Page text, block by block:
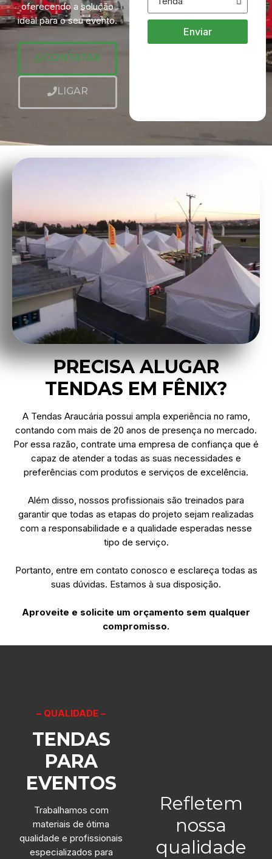
oferecendo a solução
ideal para o seu evento.
CONTATAR
LIGAR
Enviar
PRECISA ALUGAR
TENDAS EM FÊNIX?
A Tendas Araucária possui ampla experiência no ramo,
contando com mais de 20 anos de presença no mercado.
Por essa razão, contrate uma empresa de confiança que é
capaz de atender a todas as suas necessidades e
preferências com produtos e serviços de excelência.
Além disso, nossos profissionais são treinados para
garantir que todas as etapas do projeto sejam realizadas
com a responsabilidade e a qualidade esperadas nesse
tipo de serviço.
Portanto, entre em contato conosco e esclareça todas as
suas dúvidas. Estamos à sua disposição.
Aproveite e solicite um orçamento sem qualquer
compromisso.
– QUALIDADE –
TENDAS
PARA
EVENTOS
Trabalhamos com
materiais de ótima
qualidade e profissionais
especializados para
Refletem
nossa
qualidade